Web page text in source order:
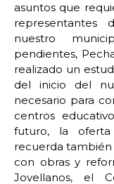
asuntos que
representantes
nuestro
pendientes,
realizado un
del inicio del
necesario para
centros
futuro, la oferta
recuerda también
con obras y
Jovellanos, el